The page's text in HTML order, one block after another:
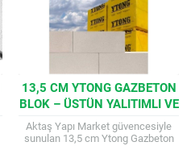
13,5 CM YTONG GAZBETON
BLOK – ÜSTÜN YALITIMLI VE
YANMAZ YAPI MALZEMESI
Aktaş Yapı Market güvencesiyle
sunulan 13,5 cm Ytong Gazbeton